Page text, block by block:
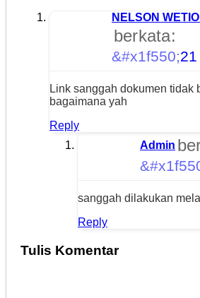
NELSON
berkata:
Link sanggah dokumen tidak
bagaimana yah
Reply
Admin
sanggah dilakukan
Reply
Tulis Komentar